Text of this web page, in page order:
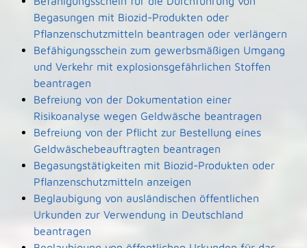
Begasungen mit Biozid-Produkten oder
Pflanzenschutzmitteln beantragen oder verlängern
Befähigungsschein zum gewerbsmäßigen Umgang
und Verkehr mit explosionsgefährlichen Stoffen
beantragen
Befreiung von der Dokumentation einer
Risikoanalyse wegen Geldwäsche beantragen
Befreiung von der Pflicht zur Bestellung eines
Geldwäschebeauftragten beantragen
Begasungstätigkeiten mit Biozid-Produkten oder
Pflanzenschutzmitteln anzeigen
Beglaubigung von ausländischen öffentlichen
Urkunden zur Verwendung in Deutschland
beantragen